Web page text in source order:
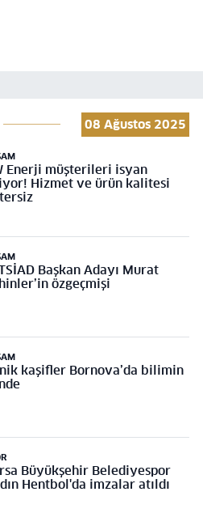
08 Ağustos 2025
Enerji müşterileri isyan
Hizmet ve ürün kalitesi
Başkan Adayı Murat
özgeçmişi
kaşifler Bornova’da bilimin
Büyükşehir Belediyespor
Hentbol'da imzalar atıldı